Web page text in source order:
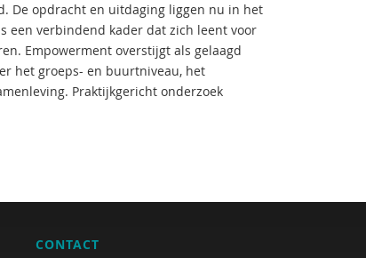
De opdracht en uitdaging liggen nu in het
een verbindend kader dat zich leent voor
Empowerment overstijgt als gelaagd
het groeps- en buurtniveau, het
Praktijkgericht onderzoek
CONTACT